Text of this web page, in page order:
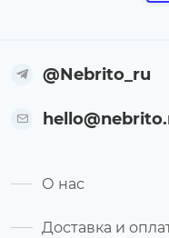
@Nebrito_ru
О нас
Доставка и